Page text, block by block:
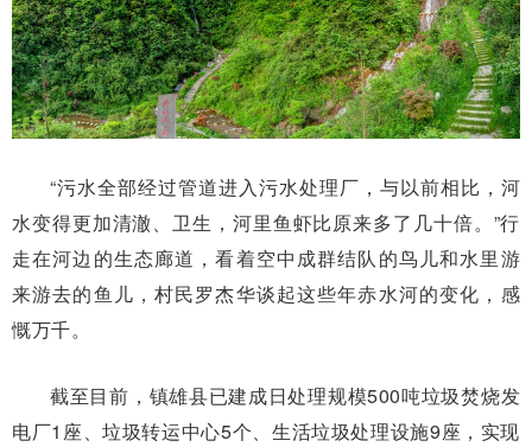
“污水全部经过管道进入污水处理厂，与以前相比，河
水变得更加清澈、卫生，河里鱼虾比原来多了几十倍。”行
走在河边的生态廊道，看着空中成群结队的鸟儿和水里游
来游去的鱼儿，村民罗杰华谈起这些年赤水河的变化，感
慨万千。
截至目前，镇雄县已建成日处理规模500吨垃圾焚烧发
电厂1座、垃圾转运中心5个、生活垃圾处理设施9座，实现